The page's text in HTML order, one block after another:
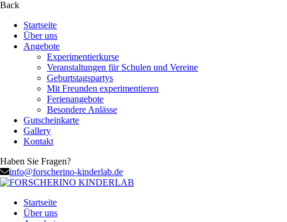
Back
Startseite
Über uns
Angebote
Experimentierkurse
Veranstaltungen für Schulen und Vereine
Geburtstagspartys
Mit Freunden experimentieren
Ferienangebote
Besondere Anlässe
Gutscheinkarte
Gallery
Kontakt
Haben Sie Fragen?
info@forscherino-kinderlab.de
Startseite
Über uns